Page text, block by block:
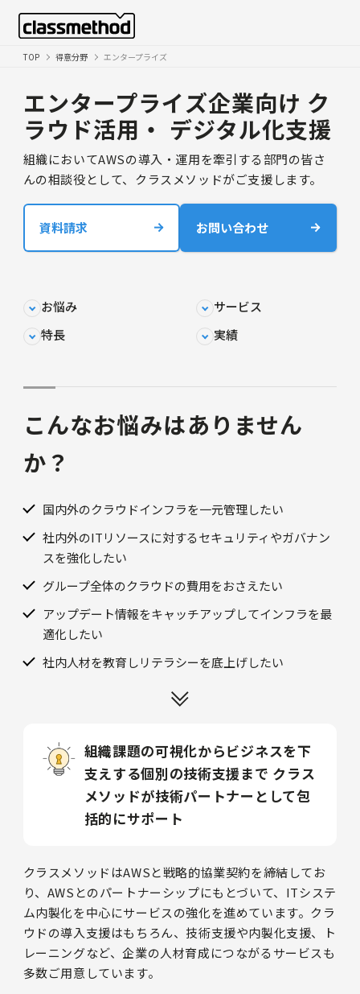
TOP 得意分野 エンタープライズ
エンタープライズ企業向け ク
ラウド活用・ デジタル化支援
組織においてAWSの導入・運用を牽引する部門の皆さ
んの相談役として、クラスメソッドがご支援します。
資料請求 お問い合わせ
お悩み
サービス
特長
実績
こんなお悩みはありません
か？
国内外のクラウドインフラを一元管理したい
社内外のITリソースに対するセキュリティやガバナン
スを強化したい
グループ全体のクラウドの費用をおさえたい
アップデート情報をキャッチアップしてインフラを最
適化したい
社内人材を教育しリテラシーを底上げしたい
組織課題の可視化からビジネスを下
支えする個別の技術支援まで クラス
メソッドが技術パートナーとして包
括的にサポート
クラスメソッドはAWSと戦略的協業契約を締結してお
り、AWSとのパートナーシップにもとづいて、ITシステ
ム内製化を中心にサービスの強化を進めています。クラ
ウドの導入支援はもちろん、技術支援や内製化支援、ト
レーニングなど、企業の人材育成につながるサービスも
多数ご用意しています。